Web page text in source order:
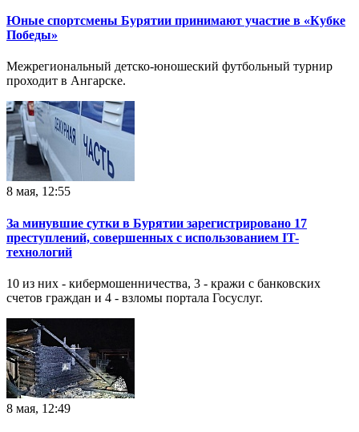
Юные спортсмены Бурятии принимают участие в «Кубке
Победы»
Межрегиональный детско-юношеский футбольный турнир
проходит в Ангарске.
8 мая, 12:55
За минувшие сутки в Бурятии зарегистрировано 17
преступлений, совершенных с использованием IT-
технологий
10 из них - кибермошенничества, 3 - кражи с банковских
счетов граждан и 4 - взломы портала Госуслуг.
8 мая, 12:49